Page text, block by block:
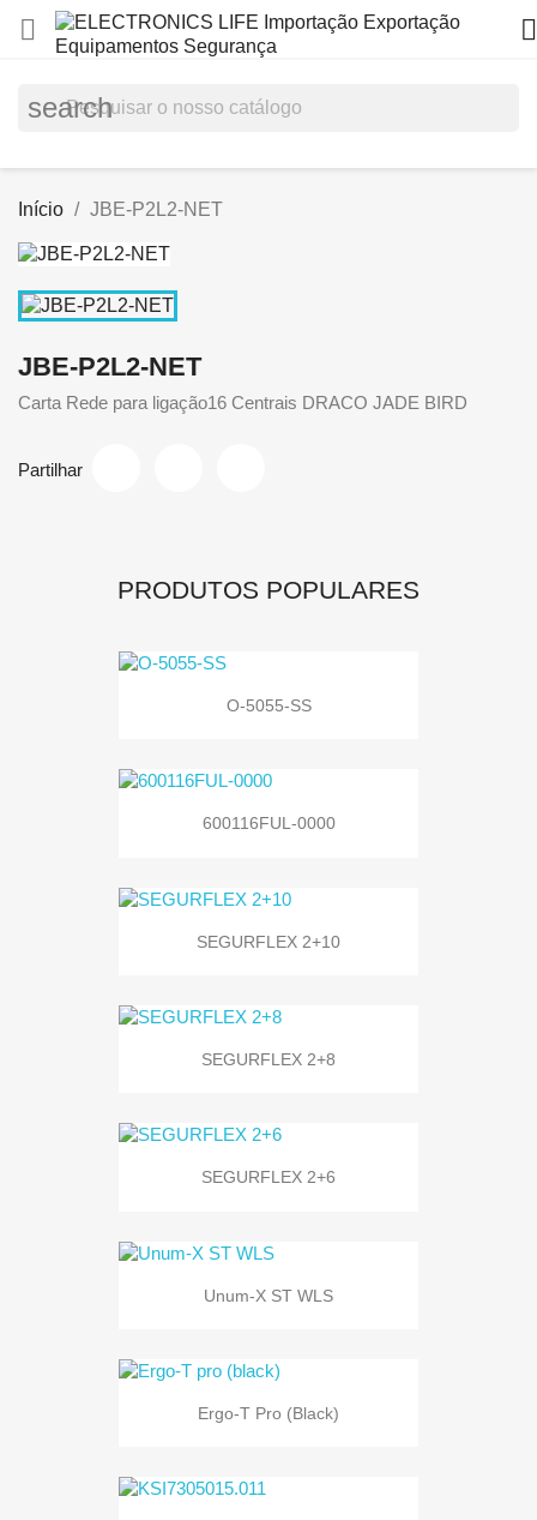
 
search
Início JBE-P2L2-NET
JBE-P2L2-NET
Carta Rede para ligação16 Centrais DRACO JADE BIRD
Partilhar
PRODUTOS POPULARES
O-5055-SS
600116FUL-0000
SEGURFLEX 2+10
SEGURFLEX 2+8
SEGURFLEX 2+6
Unum-X ST WLS
Ergo-T Pro (black)